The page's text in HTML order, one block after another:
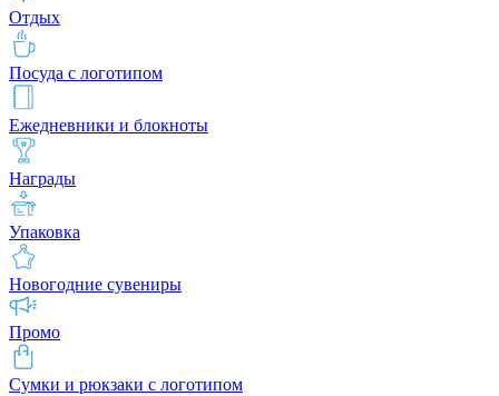
Отдых
Посуда с логотипом
Ежедневники и блокноты
Награды
Упаковка
Новогодние сувениры
Промо
Сумки и рюкзаки с логотипом